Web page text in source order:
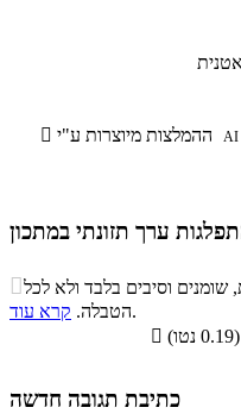
 AI
ערך תזונתי במתכון
התפלגות ערך תזונתי במתכון
סיבים
תזונתיים
שומנים חלבונים
35.1% 46.8%
וסיבים בלבד ולא לכל
הטבלה. קרא עוד
.

כתיבת תגובה חדשה